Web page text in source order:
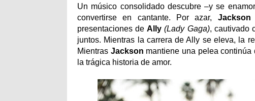
Un músico consolidado descubre –y se
convertirse en cantante. Por azar, Jackson
presentaciones deAlly (Lady Gaga), cautivado
juntos. Mientras la carrera de Ally se eleva, la
Mientras Jackson mantiene una pelea
la trágica historia de amor.